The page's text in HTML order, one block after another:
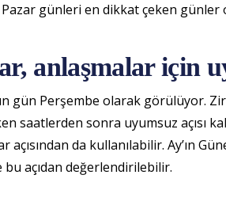
Pazar günleri en dikkat çeken
anlaşmalar için
gün Perşembe olarak görülüyor.
saatlerden sonra uyumsuz açısı
açısından da kullanılabilir. Ay’ın
açıdan değerlendirilebilir.